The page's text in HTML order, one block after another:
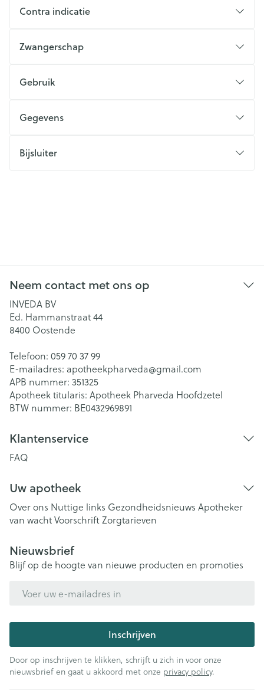
Contra indicatie
Zwangerschap
Gebruik
Gegevens
Bijsluiter
Neem contact met ons op
INVEDA BV
Ed. Hammanstraat 44
8400 Oostende
Telefoon: 059 70 37 99
E-mailadres: apotheekpharveda@gmail.com
APB nummer: 351325
Apotheek titularis: Apotheek Pharveda Hoofdzetel
BTW nummer: BE0432969891
Klantenservice
FAQ
Uw apotheek
Over ons Nuttige links Gezondheidsnieuws Apotheker
van wachtVoorschriftZorgtarieven
Nieuwsbrief
Blijf op de hoogte van nieuwe producten en promoties
Inschrijven
Door op inschrijven te klikken, schrijft u zich in voor onze
nieuwsbrief en gaat u akkoord met onze privacy policy.